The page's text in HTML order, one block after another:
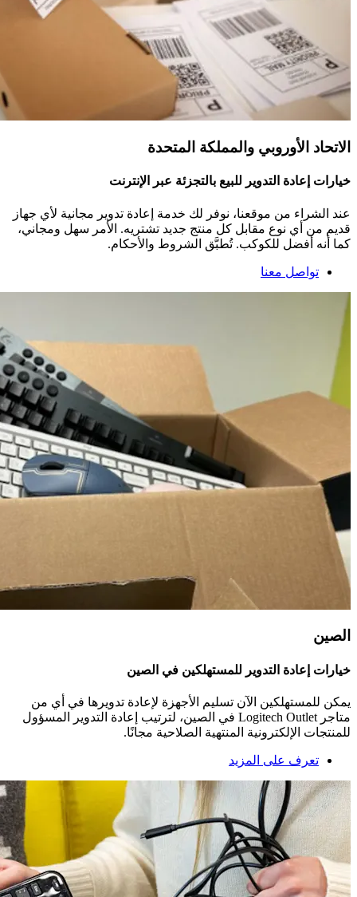
الاتحاد الأوروبي والمملكة المتحدة
خيارات إعادة التدوير للبيع بالتجزئة عبر الإنترنت
عند الشراء من موقعنا، نوفر لك خدمة إعادة تدوير مجانية لأي جهاز
قديم من أي نوع مقابل كل منتج جديد تشتريه. الأمر سهل ومجاني،
كما أنه أفضل للكوكب. تُطبَّق الشروط والأحكام.
تواصل معنا
الصين
خيارات إعادة التدوير للمستهلكين في الصين
يمكن للمستهلكين الآن تسليم الأجهزة لإعادة تدويرها في أي من
متاجر ‎Logitech Outlet في الصين، لترتيب إعادة التدوير المسؤول
للمنتجات الإلكترونية المنتهية الصلاحية مجانًا.
تعرف على المزيد